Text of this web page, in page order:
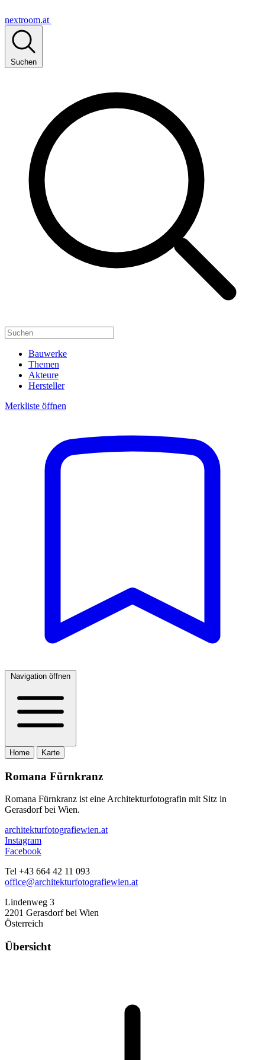
nextroom.at
Suchen
Bauwerke
Themen
Akteure
Hersteller
Merkliste öffnen
Navigation öffnen
Home Karte
Romana Fürnkranz
Romana Fürnkranz ist eine Architekturfotografin mit Sitz in
Gerasdorf bei Wien.
architekturfotografiewien.at
Instagram
Facebook
Tel +43 664 42 11 093
office@architekturfotografiewien.at
Lindenweg 3
2201 Gerasdorf bei Wien
Österreich
Übersicht